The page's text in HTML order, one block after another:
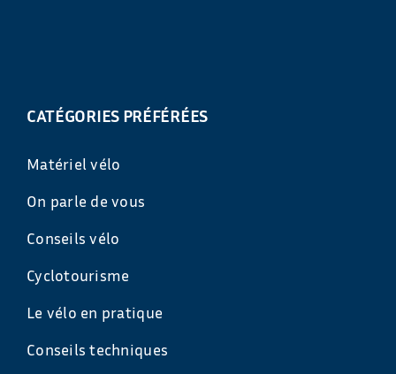
CATÉGORIES PRÉFÉRÉES
Matériel vélo
On parle de vous
Conseils vélo
Cyclotourisme
Le vélo en pratique
Conseils techniques